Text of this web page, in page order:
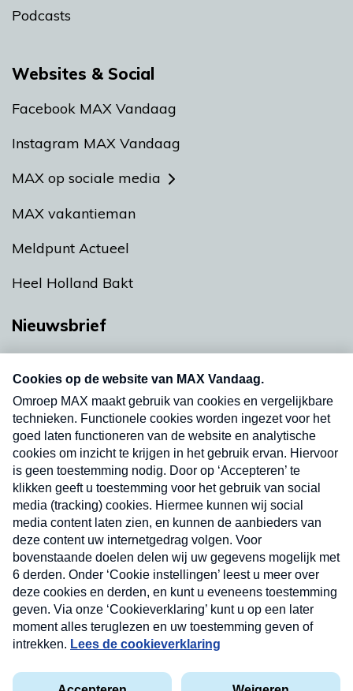
Podcasts
Websites & Social
Facebook MAX Vandaag
Instagram MAX Vandaag
MAX op sociale media
MAX vakantieman
Meldpunt Actueel
Heel Holland Bakt
Nieuwsbrief
nieuwsbrief. Elke vrijdag- en dinsdagochtend in
uw mailbox.
Verzend
Privacyverklaring
Cookieverklaring
Nieuwsbrief
Neem hier een gratis abonnement op onze
nieuwsbrief. Elke vrijdag- en dinsdagochtend in uw